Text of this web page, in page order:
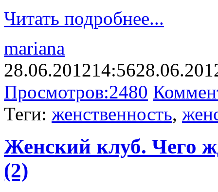
Читать подробнее...
mariana
28.06.201214:56
Просмотров:2480
Теги: женственность,
Женский клуб. Чего
(2)